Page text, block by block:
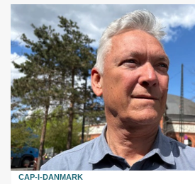
CAP-I-DANMARK